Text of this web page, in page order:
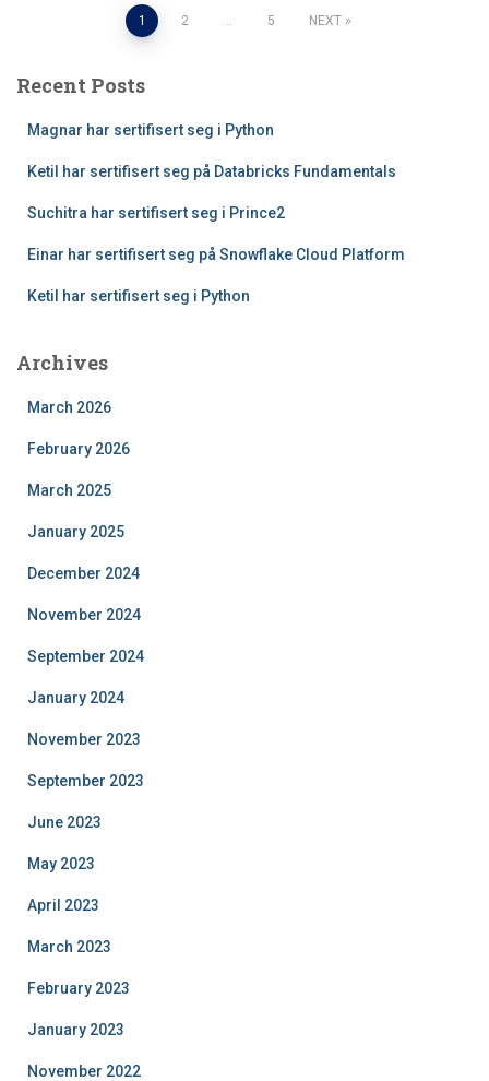
pagination
1 2 … 5 NEXT
Recent Posts
Magnar har sertifisert seg i Python
Ketil har sertifisert seg på Databricks Fundamentals
Suchitra har sertifisert seg i Prince2
Einar har sertifisert seg på Snowflake Cloud Platform
Ketil har sertifisert seg i Python
Archives
March 2026
February 2026
March 2025
January 2025
December 2024
November 2024
September 2024
January 2024
November 2023
September 2023
June 2023
May 2023
April 2023
March 2023
February 2023
January 2023
November 2022